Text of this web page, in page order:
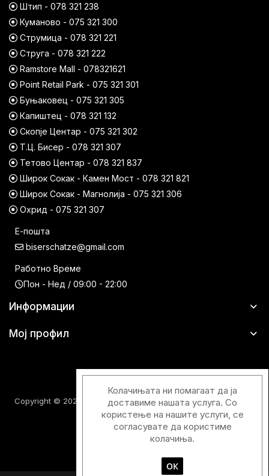
Штип - 078 321 238
Куманово - 075 321 300
Струмица - 078 321 221
Струга - 078 321 222
Ramstore Mall - 078321621
Point Retail Park - 075 321 301
Буњаковец - 075 321 305
Капиштец - 078 321 132
Скопје Центар - 075 321 302
Т.Ц. Бисер - 078 321 307
Тетово Центар - 078 321 837
Широк Сокак - Камен Мост - 078 321 821
Широк Сокак - Магнолија - 075 321 306
Охрид - 075 321 307
Е-пошта
biserschatze@gmail.com
Работно Време
Пон - Нед / 09:00 - 22:00
Информации
Мој профил
Copyright © 2026 Шатци Парфимерии. Сите права задржани.
Designed & Developed with
Колачињата ни помагаат да ја
доставиме нашата услуга. Со
користење на нашите услуги, се
согласувате да користиме
колачиња.
ОК